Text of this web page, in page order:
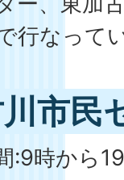
行なって
市民
:9時から